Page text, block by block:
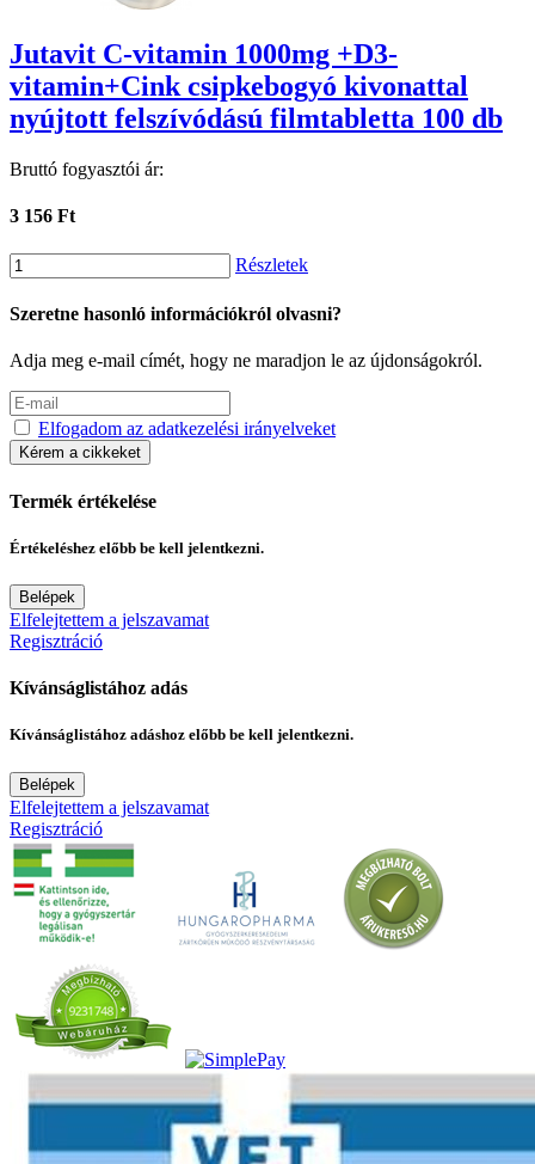
Jutavit C-vitamin 1000mg +D3-
vitamin+Cink csipkebogyó kivonattal
nyújtott felszívódású filmtabletta 100 db
Bruttó fogyasztói ár:
3 156 Ft
Részletek
Szeretne hasonló információkról olvasni?
Adja meg e-mail címét, hogy ne maradjon le az újdonságokról.
Elfogadom az adatkezelési irányelveket
Kérem a cikkeket
Termék értékelése
Értékeléshez előbb be kell jelentkezni.
Belépek
Elfelejtettem a jelszavamat
Regisztráció
Kívánságlistához adás
Kívánságlistához adáshoz előbb be kell jelentkezni.
Belépek
Elfelejtettem a jelszavamat
Regisztráció